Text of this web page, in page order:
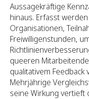
Aussagekräftige
hinaus. Erfasst
Organisationen,
Freiwilligenstunden,
queeren
qualitativem
Mehrjährige
seine Wirkung vertieft